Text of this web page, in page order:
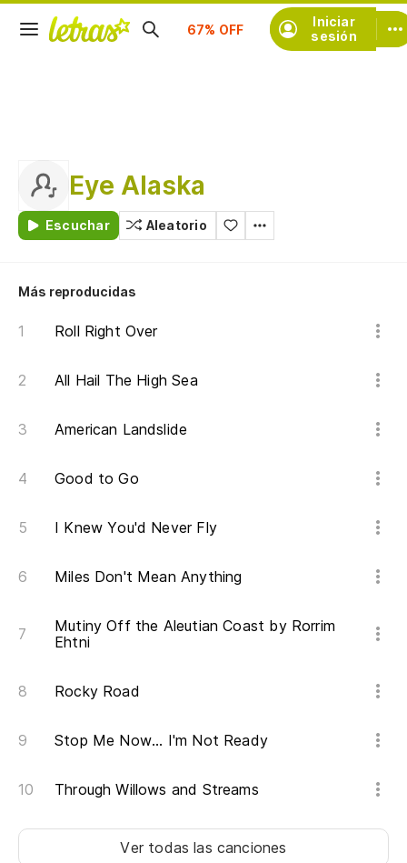
Iniciar
sesión
Suscríbete
Eye Alaska
Escuchar Aleatorio
Más reproducidas
Roll Right Over
All Hail The High Sea
American Landslide
Good to Go
I Knew You'd Never Fly
Miles Don't Mean Anything
Mutiny Off the Aleutian Coast by Rorrim
Ehtni
Rocky Road
Stop Me Now... I'm Not Ready
Through Willows and Streams
Ver todas las canciones